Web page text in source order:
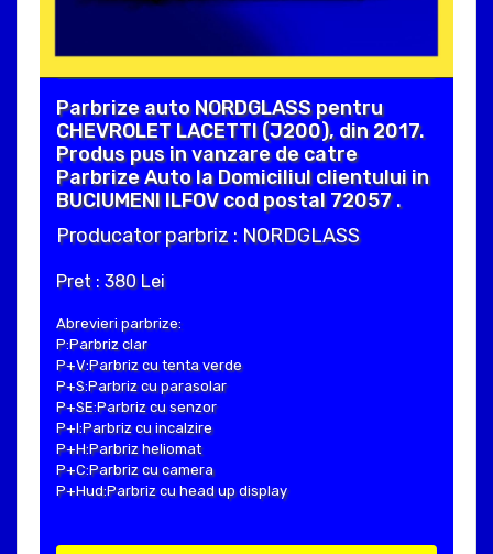
Parbrize auto NORDGLASS pentru
CHEVROLET LACETTI (J200), din 2017.
Produs pus in vanzare de catre
Parbrize Auto la Domiciliul clientului in
BUCIUMENI ILFOV cod postal 72057 .
Producator parbriz : NORDGLASS
Pret : 380 Lei
Abrevieri parbrize:
P:Parbriz clar
P+V:Parbriz cu tenta verde
P+S:Parbriz cu parasolar
P+SE:Parbriz cu senzor
P+I:Parbriz cu incalzire
P+H:Parbriz heliomat
P+C:Parbriz cu camera
P+Hud:Parbriz cu head up display